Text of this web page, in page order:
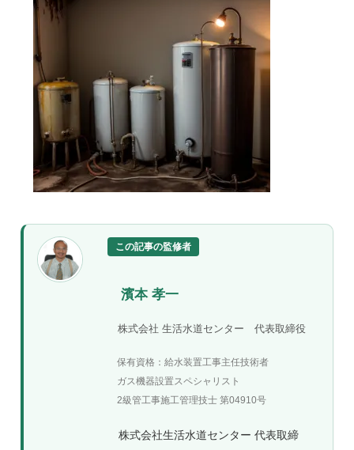
この記事の監修者
濱本 孝一
株式会社 生活水道センター 代表取締役
保有資格：給水装置工事主任技術者
ガス機器設置スペシャリスト
2級管工事施工管理技士 第04910号
株式会社生活水道センター 代表取締